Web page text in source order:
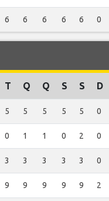
6 6 6 6 6 0
T Q Q S S D
5 5 5 5 5 0
0 1 1 0 2 0
3 3 3 3 3 0
9 9 9 9 9 2